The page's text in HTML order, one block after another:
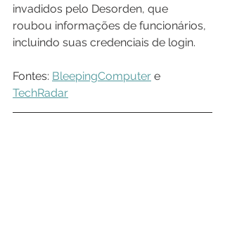
invadidos pelo Desorden, que
roubou informações de funcionários,
incluindo suas credenciais de login.
Fontes: BleepingComputer e
TechRadar